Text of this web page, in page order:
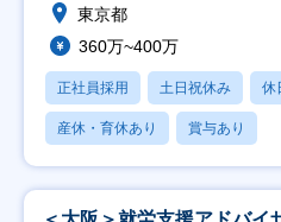
東京都
360万~400万
正社員採用 土日祝休み 休
産休・育休あり 賞与あり